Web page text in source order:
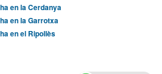
en la Cerdanya
en la Garrotxa
en el Ripollès